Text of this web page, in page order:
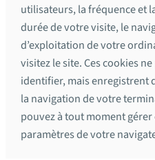
utilisateurs, la fréquence et
durée de votre visite, le
d’exploitation de votre
visitez le site. Ces cookies
identifier, mais enregistrent
la navigation de votre
pouvez à tout moment gérer
paramètres de votre